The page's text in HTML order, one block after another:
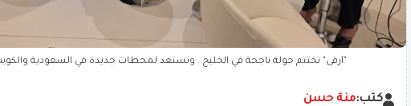
"أرقى" تختتم جولة ناجحة في الخليج.. وتستعد لمحطات جديدة في السعودية
كتب:منة حسن